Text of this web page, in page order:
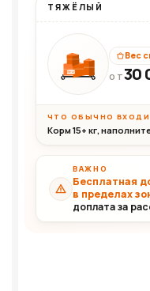
ТЯЖЁЛЫЙ
30+кг
Вес
ОТ30
ЧТО ОБЫЧНО
Корм 15+ кг,
ВАЖНО
Бесплатная
в пределах
доплата за